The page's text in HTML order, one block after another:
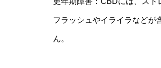
フラッシュやイライラなどが
ん。